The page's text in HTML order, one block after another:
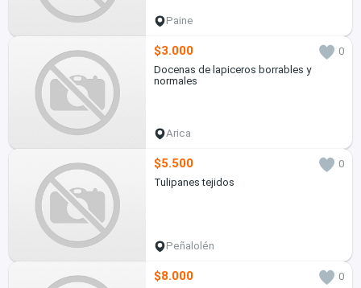
Paine
$3.000
0
Docenas de lapiceros borrables y
normales
Arica
$5.500
0
Tulipanes tejidos
Peñalolén
$8.000
0